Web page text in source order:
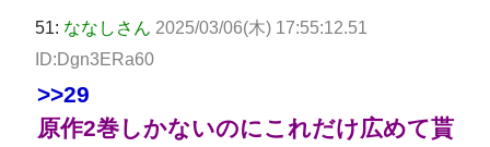
51: ななしさん 2025/03/06(木) 17:55:12.51
ID:Dgn3ERa60
>>29
原作2巻しかないのにこれだけ広めて貰